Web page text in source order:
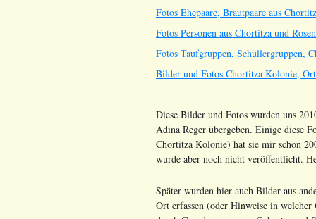
Fotos Ehepaare, Brautpaare aus
Fotos Personen aus Chortitza und
Fotos Taufgruppen, Schüllergruppen,
Bilder und Fotos Chortitza Kolonie,
Diese Bilder und Fotos wurden uns
Adina Reger übergeben. Einige diese
Chortitza Kolonie) hat sie mir schon
wurde aber noch nicht veröffentlicht.
Später wurden hier auch Bilder aus
Ort erfassen (oder Hinweise in